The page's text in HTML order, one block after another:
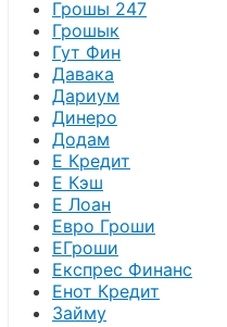
Грошы 247
Грошык
Гут Фин
Давака
Дариум
Динеро
Додам
Е Кредит
Е Кэш
Е Лоан
Евро Гроши
ЕГроши
Експрес Финанс
Енот Кредит
Займу